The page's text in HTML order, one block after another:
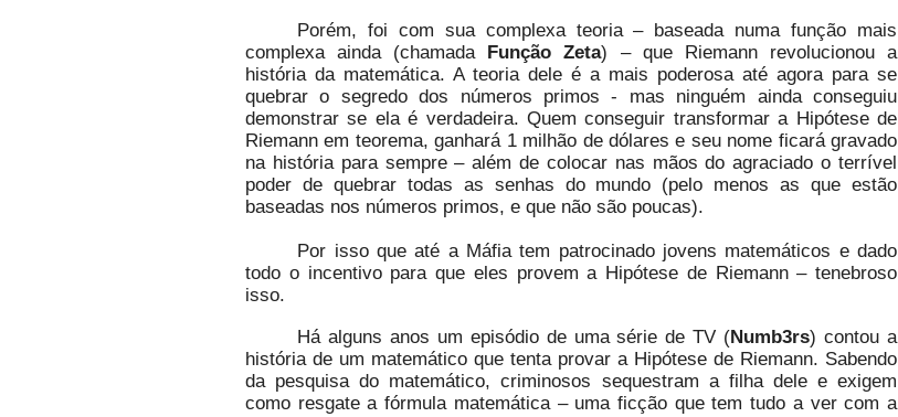
Porém, foi com sua complexa teoria – baseada numa função mais
complexa ainda (chamada Função Zeta) – que Riemann revolucionou a
história da matemática. A teoria dele é a mais poderosa até agora para se
quebrar o segredo dos números primos - mas ninguém ainda conseguiu
demonstrar se ela é verdadeira. Quem conseguir transformar a Hipótese de
Riemann em teorema, ganhará 1 milhão de dólares e seu nome ficará gravado
na história para sempre – além de colocar nas mãos do agraciado o terrível
poder de quebrar todas as senhas do mundo (pelo menos as que estão
baseadas nos números primos, e que não são poucas).
Por isso que até a Máfia tem patrocinado jovens matemáticos e dado
todo o incentivo para que eles provem a Hipótese de Riemann – tenebroso
isso.
Há alguns anos um episódio de uma série de TV (Numb3rs) contou a
história de um matemático que tenta provar a Hipótese de Riemann. Sabendo
da pesquisa do matemático, criminosos sequestram a filha dele e exigem
como resgate a fórmula matemática – uma ficção que tem tudo a ver com a